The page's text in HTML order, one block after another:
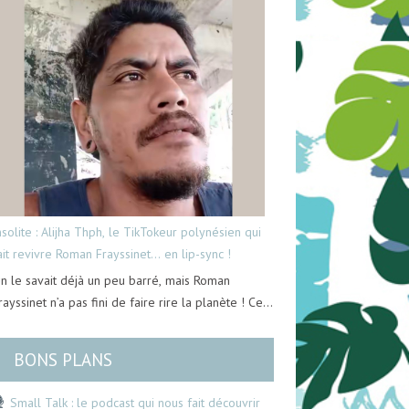
: Alijha Thph, le TikTokeur polynésien qui
revivre Roman Frayssinet… en lip-sync !
le savait déjà un peu barré, mais Roman
n’a pas fini de faire rire la planète ! Ce…
BONS PLANS
Small Talk : le podcast qui nous fait découvrir